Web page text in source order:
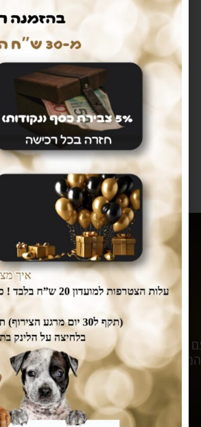
389₪
₪
מק"ט
עושים לכם חיים קלים
המשלוחים עלינו
עם dogstar אין צורך לצאת מהבית.
המשלוח יגיע אליכם עד הבית ללא
עלות נוספת.